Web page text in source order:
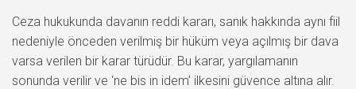
Ceza hukukunda davanın reddi kararı, sanık hakkında aynı fiil
nedeniyle önceden verilmiş bir hüküm veya açılmış bir dava
varsa verilen bir karar türüdür. Bu karar, yargılamanın
sonunda verilir ve ‘ne bis in idem’ ilkesini güvence altına alır.